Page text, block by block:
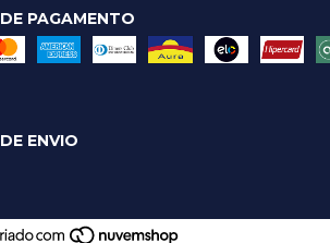
PAGAMENTO
ENVIO